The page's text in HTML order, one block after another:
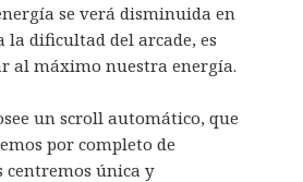
se verá disminuida en
la dificultad del arcade, es
al máximo nuestra energía.
un scroll automático, que
por completo de
centremos única y